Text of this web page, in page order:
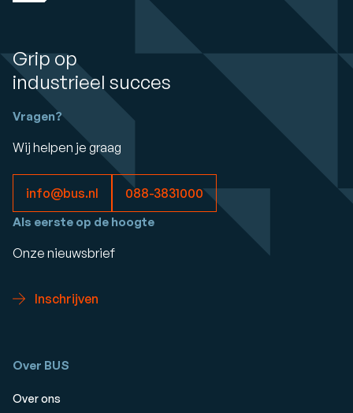
Grip op
industrieel succes
Vragen?
Wij helpen je graag
info@bus.nl 088-3831000
Als eerste op de hoogte
Onze nieuwsbrief
Inschrijven
Over BUS
Over ons